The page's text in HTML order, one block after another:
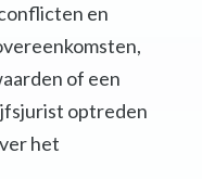
en
of een
optreden
het